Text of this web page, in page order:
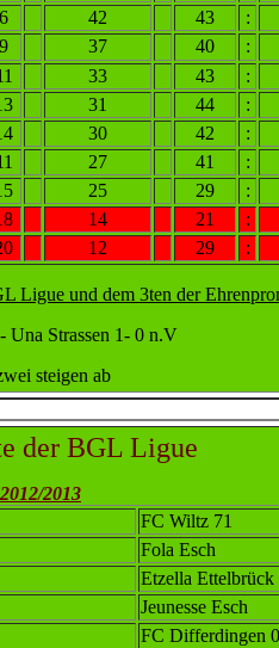
6 42 43 :
9 37 40 :
33 43 :
31 44 :
30 42 :
27 41 :
25 29 :
14 21 :
12 29 :
Ligue und dem 3ten der
Una Strassen 1- 0 n.V
steigen ab
der BGL Ligue
2013
FC Wiltz 71
Fola Esch
Etzella Ettelbrück
Jeunesse Esch
FC Differdingen